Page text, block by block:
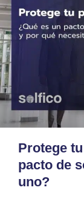
Protege
pacto de
uno?